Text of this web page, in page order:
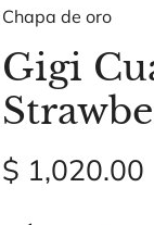
Chapa de oro
Gigi
$ 1,020.00